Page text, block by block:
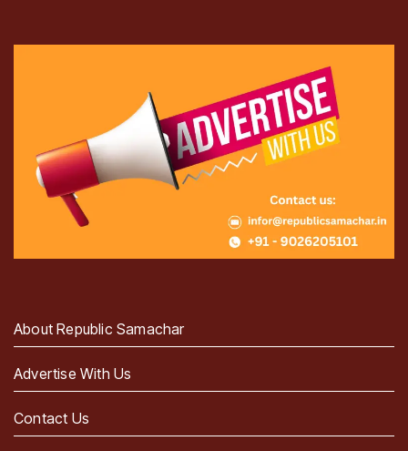
About Republic Samachar
Advertise With Us
Contact Us